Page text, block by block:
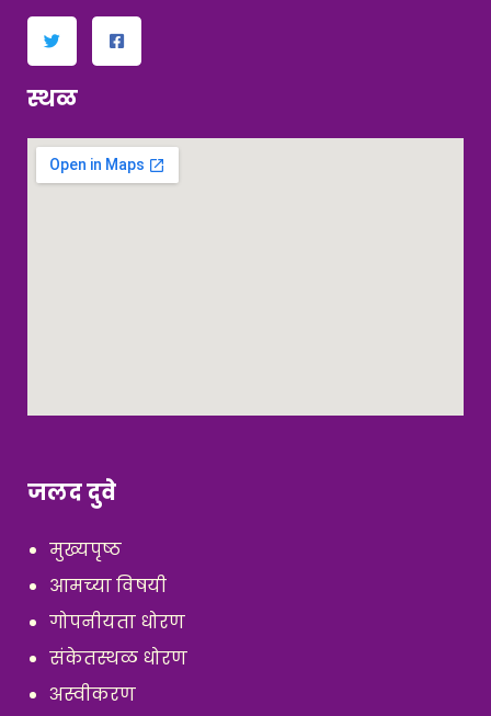
स्थळ
जलद दुवे
मुख्यपृष्ठ
आमच्या विषयी
गोपनीयता धोरण
संकेतस्थळ धोरण
अस्वीकरण